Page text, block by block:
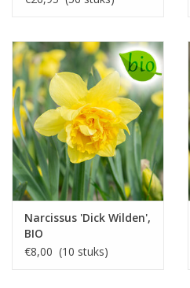
Narcissus 'Dick Wilden',
BIO
€8,00 (10 stuks)